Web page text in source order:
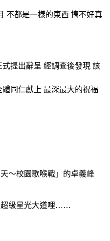
不都是一樣的東西 搞不好真
提出辭呈 經調查後發現 該
同仁獻上 最深最大的祝福
～校園歌喉戰」的卓義峰
超級星光大道哩……